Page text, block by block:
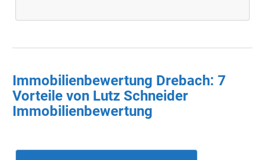
Immobilienbewertung Drebach: 7
Vorteile von Lutz Schneider
Immobilienbewertung